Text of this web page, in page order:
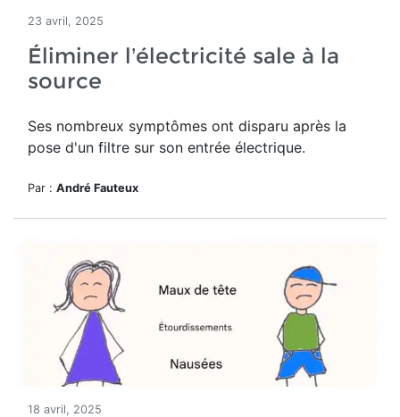
23 avril, 2025
Éliminer l’électricité sale à la
source
Ses nombreux symptômes ont disparu après la
pose d'un filtre sur son entrée électrique.
Par : André Fauteux
18 avril, 2025